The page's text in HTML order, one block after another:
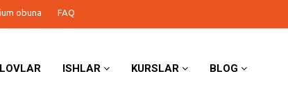
obuna FAQ
ISHLAR KURSLAR BLOG